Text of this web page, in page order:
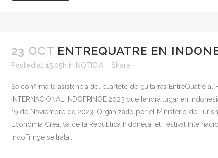
23 OCT ENTREQUATRE EN
Posted at 15:05h in NOTICIA Share
Se confirma la asistencia del cuarteto de guitarras EntreQuatre al
INTERNACIONAL INDOFRINGE 2023 que tendrá lugar en
19 de Noviembre de 2023. Organizado por el Ministerio de
Economía Creativa de la República Indonesa, el Festival
IndoFringe se trata...